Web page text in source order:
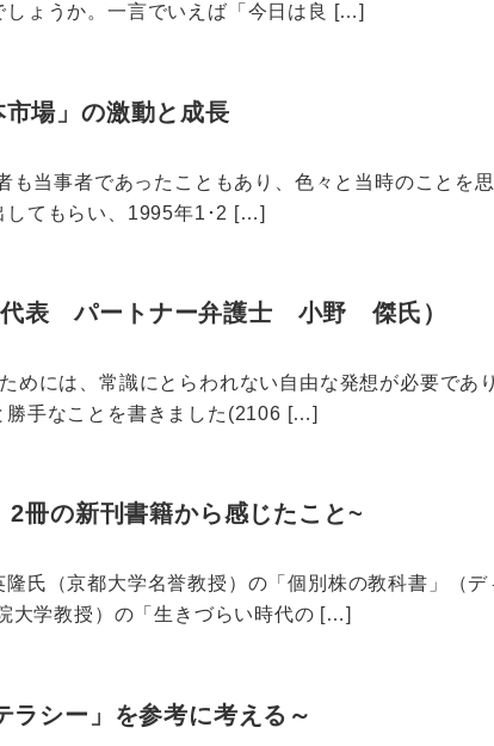
ょうか。一言でいえば「今日は良 […]
場」の激動と成長
当事者であったこともあり、色々と当時のことを思
してもらい、1995年1･2 […]
代表 パートナー弁護士 小野 傑氏）
には、常識にとらわれない自由な発想が必要であ
勝手なことを書きました(2106 […]
の新刊書籍から感じたこと~
氏（京都大学名誉教授）の「個別株の教科書」（デ
大学教授）の「生きづらい時代の […]
シー」を参考に考える～